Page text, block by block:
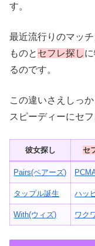
す。
最近流行りのマッチ
ものと セフレ探し
るのです。
この違いさえしっ
スピーディーにセ
彼女探し セ
Pairs(ペアーズ)
タップル誕生 ハッ
With(ウィズ) ワク